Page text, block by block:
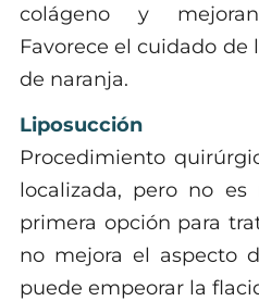
colágeno y
Favorece el cuidado de
de naranja.
Liposucción
Procedimiento
localizada, pero no es
primera opción para
no mejora el aspecto
puede empeorar la